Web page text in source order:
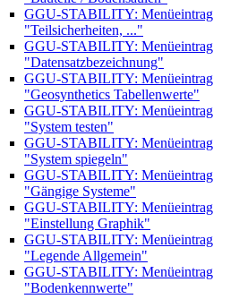
GGU-STABILITY: ​Menüeintrag
"Teilsicherheiten, ..."
GGU-STABILITY: Menüeintrag
"Datensatzbezeichnung"
GGU-STABILITY: Menüeintrag
"Geosynthetics Tabellenwerte"
GGU-STABILITY: Menüeintrag
"System testen"
GGU-STABILITY: Menüeintrag
"System spiegeln"
GGU-STABILITY: Menüeintrag
"Gängige Systeme"
GGU-STABILITY: Menüeintrag
"Einstellung Graphik"
GGU-STABILITY: Menüeintrag
"Legende Allgemein"
GGU-STABILITY: Menüeintrag
"Bodenkennwerte"